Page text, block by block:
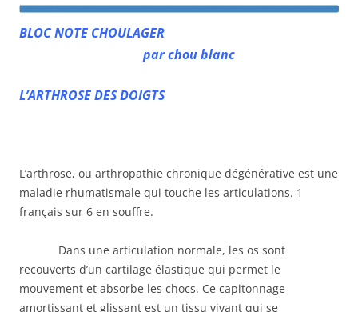
BLOC NOTE CHOULAGER
par chou blanc
L’ARTHROSE DES DOIGTS
L’arthrose, ou arthropathie chronique dégénérative est une
maladie rhumatismale qui touche les articulations. 1
français sur 6 en souffre.
Dans une articulation normale, les os sont
recouverts d’un cartilage élastique qui permet le
mouvement et absorbe les chocs. Ce capitonnage
amortissant et glissant est un tissu vivant qui se